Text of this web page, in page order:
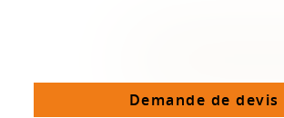
Demande de devis